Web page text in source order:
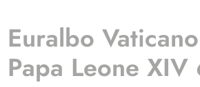
Euralbo
Papa Leone